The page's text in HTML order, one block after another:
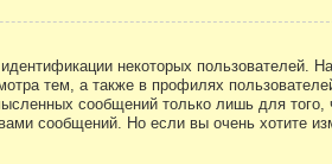
некоторых пользователей.
тем, а также в профилях
сообщений только лишь для того,
сообщений. Но если вы очень хотите